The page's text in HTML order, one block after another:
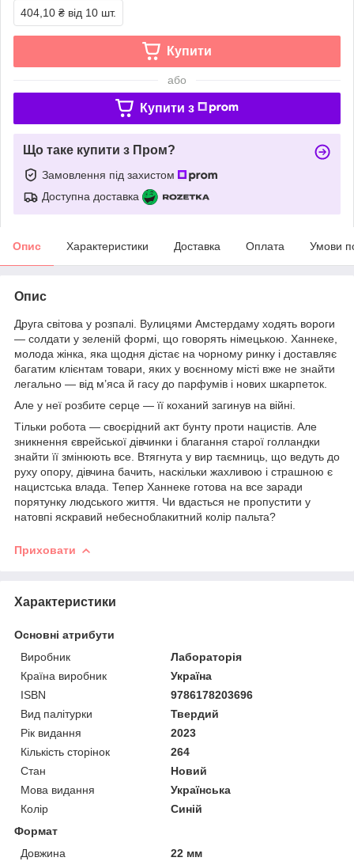
404,10 ₴ від 10 шт.
Купити
або
Купити з
Що таке купити з Пром?
Замовлення під захистом
Доступна доставка
Опис Характеристики Доставка Оплата Умови
Опис
Друга світова у розпалі. Вулицями Амстердаму ходять вороги
— солдати у зеленій формі, що говорять німецькою. Ханнеке,
молода жінка, яка щодня дістає на чорному ринку і доставляє
багатим клієнтам товари, яких у воєнному місті вже не знайти
легально — від м’яса й гасу до парфумів і нових шкарпеток.
Але у неї розбите серце — її коханий загинув на війні.
Тільки робота — своєрідний акт бунту проти нацистів. Але
зникнення єврейської дівчинки і благання старої голландки
знайти її змінюють все. Втягнута у вир таємниць, що ведуть до
руху опору, дівчина бачить, наскільки жахливою і страшною є
нацистська влада. Тепер Ханнеке готова на все заради
порятунку людського життя. Чи вдасться не пропустити у
натовпі яскравий небесноблакитний колір пальта?
Приховати
Характеристики
Основні атрибути
Виробник
Лабораторія
Країна виробник
Україна
ISBN
9786178203696
Вид палітурки
Твердий
Рік видання
2023
Кількість сторінок
264
Стан
Новий
Мова видання
Українська
Колір
Синій
Формат
Довжина
22 мм